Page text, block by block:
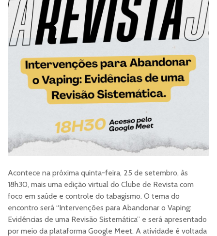
Acontece na próxima quinta-feira, 25 de setembro, às
18h30, mais uma edição virtual do Clube de Revista com
foco em saúde e controle do tabagismo. O tema do
encontro será “Intervenções para Abandonar o Vaping:
Evidências de uma Revisão Sistemática” e será apresentado
por meio da plataforma Google Meet. A atividade é voltada